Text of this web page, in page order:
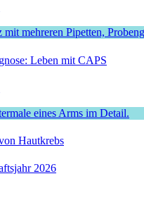
Leben mit CAPS
Hautkrebs
2026